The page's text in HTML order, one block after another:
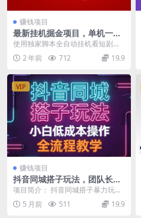
赚钱项目
最新挂机掘金项目，单机一天
40+，脚本全自动运行，解放
双手，可矩阵操作放大收益
使用独家脚本全自动挂机看短剧，
广告，视频赚取收益。 抖音官方AP
P绿色稳定，配合...
2 年前 712 19.9
VIP
赚钱项目
抖音同城搭子玩法，团队长期
稳定的玩法拆解，小白低成本
项目简介： 抖音同城搭子暴力玩法
拆解！团队可复制、长期稳定变
现，小白零成本上手。...
5 月前 511 19.9